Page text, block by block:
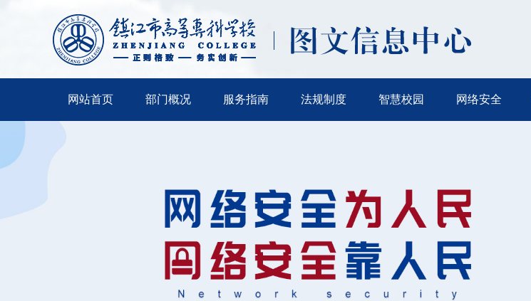
网站首页 部门概况 服务指南 法规制度 智慧校园 网络安全